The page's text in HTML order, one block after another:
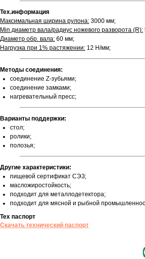
Тех.информация
Максимальная ширина рулона: 3000 мм;
Min диаметр вала/радиус ножевого разворота (R):
Диаметр обр. вала: 60 мм;
Нагрузка при 1% растяжении: 12 Н/мм;
Методы соединения:
соединение Z-зубьями;
соединение замками;
нагревательный пресс;
Варианты поддержки:
стол;
ролики;
полозья;
Другие характеристики:
пищевой сертификат СЭЗ;
масложиростойкость;
подходит для металлодетектора;
подходит для мясной и рыбной
Тех паспорт
Скачать технический паспорт